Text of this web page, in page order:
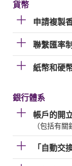
貨幣
申請複製
聯繫匯率
紙幣和硬
銀行體系
帳戶的開
（包括有
「自動交